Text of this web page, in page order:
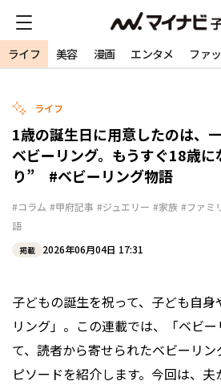
ライフ 美容 漫画 エンタメ ファ
ライフ
1歳の誕生日に用意したのは、
ベビーリング。もうすぐ18歳
り” #ベビーリング物語
#コラム #甲府記事 #ジュエリー #家族 #ファミ
語
掲載 2026年06月04日 17:31
子どもの誕生を祝って、子ども自
リング」。この連載では、「ベビ
て、読者から寄せられたベビーリ
ピソードを紹介します。今回は、